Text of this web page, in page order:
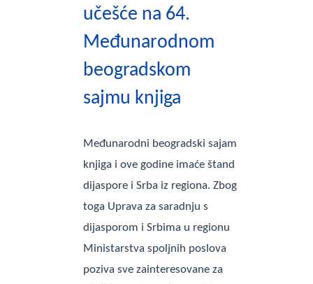
učešće na 64.
Međunarodnom
beogradskom
sajmu knjiga
Međunarodni beogradski sajam
knjiga i ove godine imaće štand
dijaspore i Srba iz regiona. Zbog
toga Uprava za saradnju s
dijasporom i Srbima u regionu
Ministarstva spoljnih poslova
poziva sve zainteresovane za